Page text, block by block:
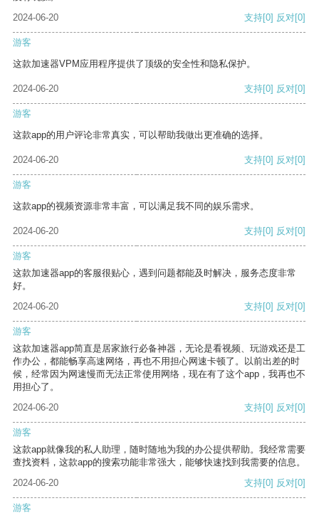
2024-06-20
支持[0] 反对[0]
游客
这款加速器VPM应用程序提供了顶级的安全性和隐私保护。
2024-06-20 支持[0] 反对[0]
游客
这款app的用户评论非常真实，可以帮助我做出更准确的选择。
2024-06-20 支持[0] 反对[0]
游客
这款app的视频资源非常丰富，可以满足我不同的娱乐需求。
2024-06-20 支持[0] 反对[0]
游客
这款加速器app的客服很贴心，遇到问题都能及时解决，服务态度非常
好。
2024-06-20
支持[0] 反对[0]
游客
这款加速器app简直是居家旅行必备神器，无论是看视频、玩游戏还是工
作办公，都能畅享高速网络，再也不用担心网速卡顿了。以前出差的时
候，经常因为网速慢而无法正常使用网络，现在有了这个app，我再也不
用担心了。
2024-06-20
支持[0] 反对[0]
游客
这款app就像我的私人助理，随时随地为我的办公提供帮助。我经常需要
查找资料，这款app的搜索功能非常强大，能够快速找到我需要的信息。
2024-06-20
支持[0] 反对[0]
游客